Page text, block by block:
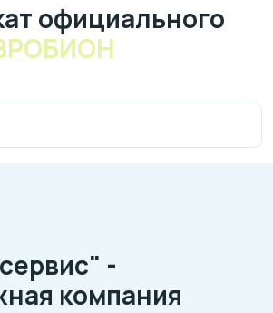
официального
-
компания